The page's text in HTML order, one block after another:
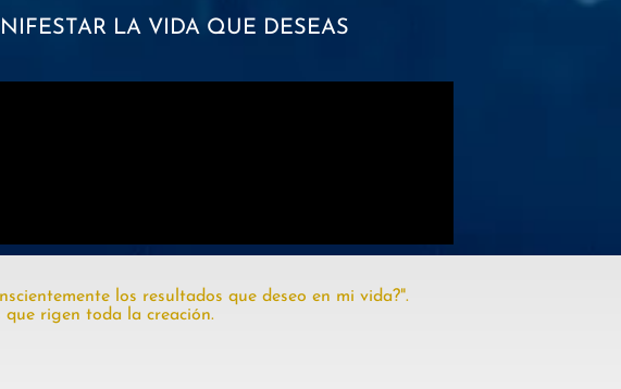
LA VIDA QUE DESEAS
los resultados que deseo en mi vida?".
que rigen toda la creación.